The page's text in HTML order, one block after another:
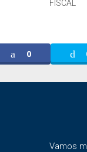
FISCAL
0
Vamos